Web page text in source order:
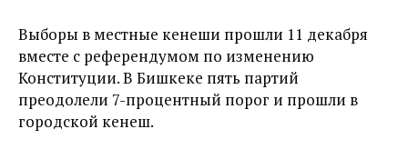
Выборы в местные кенеши прошли 11 декабря
вместе с референдумом по изменению
Конституции. В Бишкеке пять партий
преодолели 7-процентный порог и прошли в
городской кенеш.